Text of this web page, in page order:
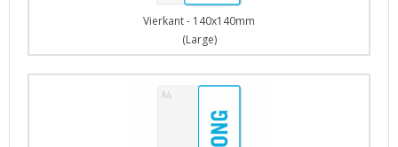
Vierkant - 140x140mm
(Large)